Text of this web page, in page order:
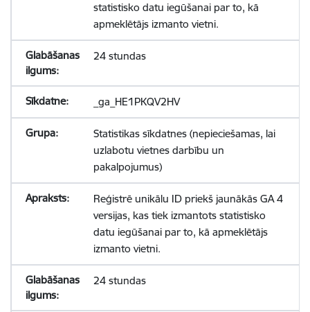
statistisko datu iegūšanai par to, kā
apmeklētājs izmanto vietni.
24 stundas
_ga_HE1PKQV2HV
Statistikas sīkdatnes (nepieciešamas, lai
uzlabotu vietnes darbību un
pakalpojumus)
Reģistrē unikālu ID priekš jaunākās GA 4
versijas, kas tiek izmantots statistisko
datu iegūšanai par to, kā apmeklētājs
izmanto vietni.
24 stundas